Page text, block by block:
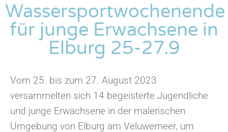
Wassersportwochenende
für junge Erwachsene in
Elburg 25-27.9
Vom 25. bis zum 27. August 2023
versammelten sich 14 begeisterte Jugendliche
und junge Erwachsene in der malerischen
Umgebung von Elburg am Veluwemeer, um